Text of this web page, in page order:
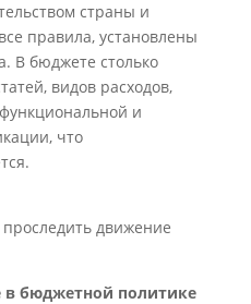
страны и
правила, установлены
В бюджете столько
видов расходов,
и
что
движение
в бюджетной политике